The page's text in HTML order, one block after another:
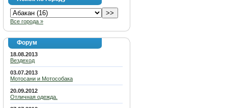
Все города »
Форум
18.08.2013
Вездеход
03.07.2013
Мотосани и Мотособака
20.09.2012
Отличная одежда.